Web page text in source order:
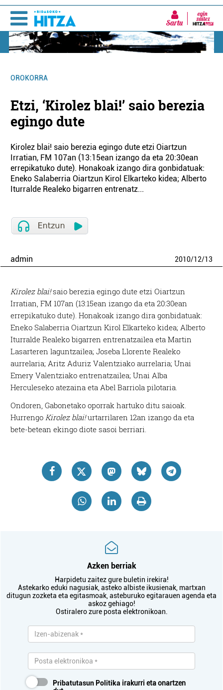
Sartu
OROKORRA
Etzi, ‘Kirolez blai!’ saio berezia
egingo dute
Kirolez blai! saio berezia egingo dute etzi Oiartzun
Irratian, FM 107an (13:15ean izango da eta 20:30ean
errepikatuko dute). Honakoak izango dira gonbidatuak:
Eneko Salaberria Oiartzun Kirol Elkarteko kidea; Alberto
Iturralde Realeko bigarren entrenatz...
admin 2010/12/13
Kirolez blai!saio berezia egingo dute etzi Oiartzun
Irratian, FM 107an (13:15ean izango da eta 20:30ean
errepikatuko dute). Honakoak izango dira gonbidatuak:
Eneko Salaberria Oiartzun Kirol Elkarteko kidea; Alberto
Iturralde Realeko bigarren entrenatzailea eta Martin
Lasarteren laguntzailea; Joseba Llorente Realeko
aurrelaria; Aritz Aduriz Valentziako aurrelaria; Unai
Emery Valentziako entrenatzailea; Unai Alba
Herculeseko atezaina eta Abel Barriola pilotaria.
Ondoren, Gabonetako oporrak hartuko ditu saioak.
Hurrengo Kirolez blai!urtarrilaren 12an izango da eta
bete-betean ekingo diote sasoi berriari.
Azken berriak
Harpidetu zaitez gure buletin irekira!
Astekarko eduki nagusiak, asteko albiste ikusienak, martxan
ditugun zozketa eta egitasmoak, asteburuko egitarauen agenda eta
askoz gehiago!
Ostiralero zure posta elektronikoan.
Pribatutasun Politika irakurri eta onartzen